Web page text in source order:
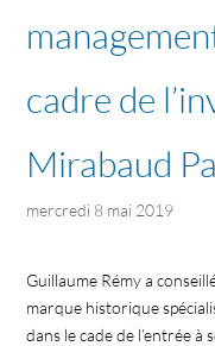
cadre de
Mirabaud
mercredi 8 mai 2019
Guillaume Rémy a
marque historique
dans le cade de l’entrée